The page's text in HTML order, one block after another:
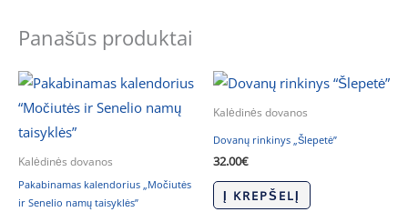
Panašūs produktai
Kalėdinės dovanos
Pakabinamas kalendorius „Močiutės
ir Senelio namų taisyklės”
Kalėdinės dovanos
Dovanų rinkinys „Šlepetė”
32.00€
Į KREPŠELĮ